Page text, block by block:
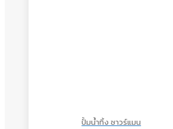
ปั้มน้ำทิ้ง ซาวร์แมน